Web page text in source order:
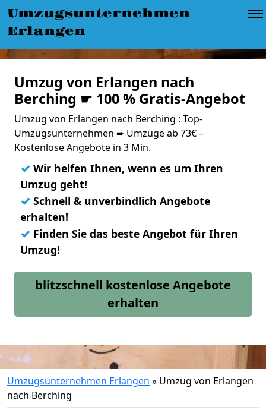
Umzugsunternehmen
Erlangen
Umzug von Erlangen nach
Berching ☛ 100 % Gratis-Angebot
Umzug von Erlangen nach Berching : Top-
Umzugsunternehmen ➨ Umzüge ab 73€ –
Kostenlose Angebote in 3 Min.
✓ Wir helfen Ihnen, wenn es um Ihren
Umzug geht!
✓ Schnell & unverbindlich Angebote
erhalten!
✓ Finden Sie das beste Angebot für Ihren
Umzug!
blitzschnell kostenlose Angebote
erhalten
Umzugsunternehmen Erlangen » Umzug von Erlangen
nach Berching